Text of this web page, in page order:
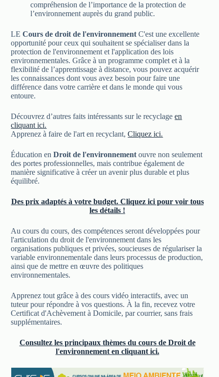
compréhension de l’importance de la protection de
l’environnement auprès du grand public.
LECours de droit de l'environnement C'est une excellente
opportunité pour ceux qui souhaitent se spécialiser dans la
protection de l'environnement et l'application des lois
environnementales. Grâce à un programme complet et à la
flexibilité de l’apprentissage à distance, vous pouvez acquérir
les connaissances dont vous avez besoin pour faire une
différence dans votre carrière et dans le monde qui vous
entoure.
Découvrez d’autres faits intéressants sur le recyclageen
cliquant ici.
Apprenez à faire de l'art en recyclant,Cliquez ici.
Éducation enDroit de l'environnement ouvre non seulement
des portes professionnelles, mais contribue également de
manière significative à créer un avenir plus durable et plus
équilibré.
Des prix adaptés à votre budget. Cliquez ici pour voir tous
les détails !
Au cours du cours, des compétences seront développées pour
l'articulation du droit de l'environnement dans les
organisations publiques et privées, soucieuses de régulariser la
variable environnementale dans leurs processus de production,
ainsi que de mettre en œuvre des politiques
environnementales.
Apprenez tout grâce à des cours vidéo interactifs, avec un
tuteur pour répondre à vos questions. À la fin, recevez votre
Certificat d'Achèvement à Domicile, par courrier, sans frais
supplémentaires.
Consultez les principaux thèmes du cours de Droit de
l'environnement en cliquant ici.